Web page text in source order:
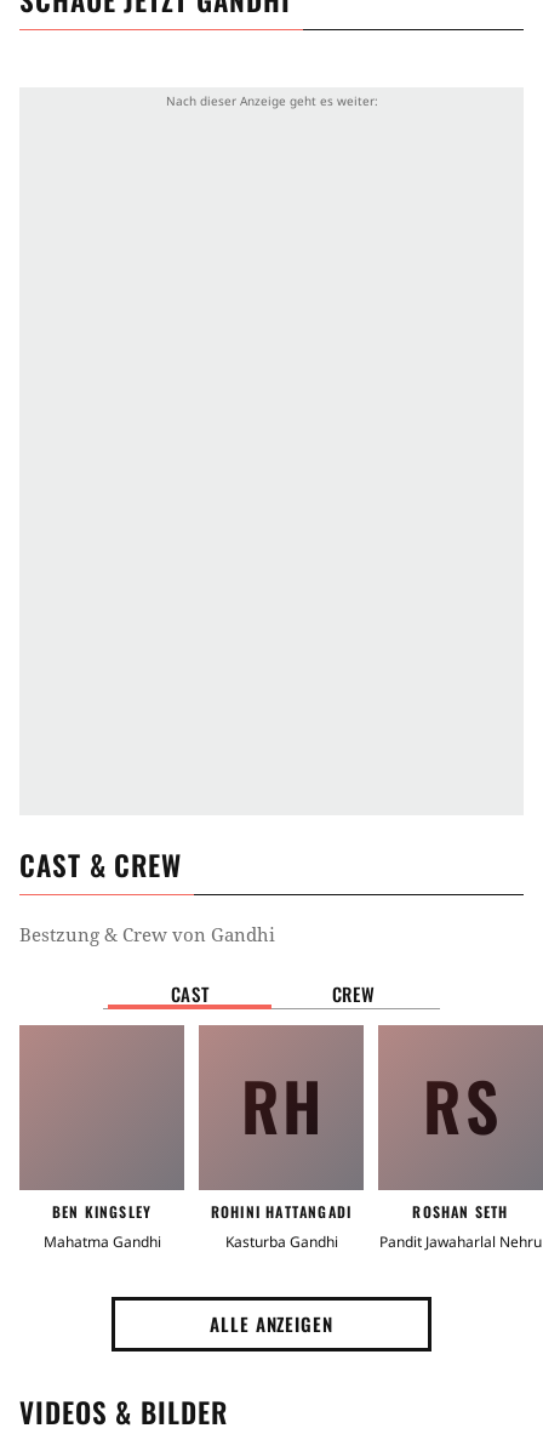
CAST & CREW
Bestzung & Crew von Gandhi
CAST CREW
BEN KINGSLEY
Mahatma Gandhi
RH
ROHINI HATTANGADI
Kasturba Gandhi
RS
ROSHAN SETH
Pandit Jawaharlal Nehru
ALLE ANZEIGEN
VIDEOS & BILDER